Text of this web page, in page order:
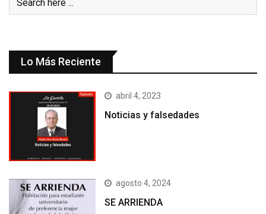
Lo Más Reciente
abril 4, 2023
Noticias y falsedades
agosto 4, 2024
SE ARRIENDA